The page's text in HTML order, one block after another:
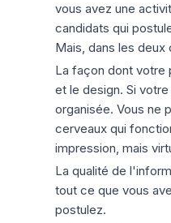
vous avez une
candidats qui
Mais, dans les deux
La façon dont votre
et le design. Si
organisée. Vous ne
cerveaux qui
impression, mais
La qualité de
tout ce que vous
postulez.